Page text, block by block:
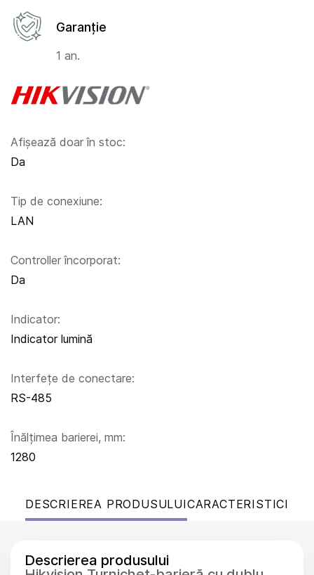
Afișează doar în stoc:
Da
Tip de conexiune:
LAN
Controller încorporat:
Da
Indicator:
Indicator lumină
Interfețe de conectare:
RS-485
Înălțimea barierei, mm:
1280
Garanție
1 an.
DESCRIEREA PRODUSULUICARACTERISTICI
Descrierea produsului